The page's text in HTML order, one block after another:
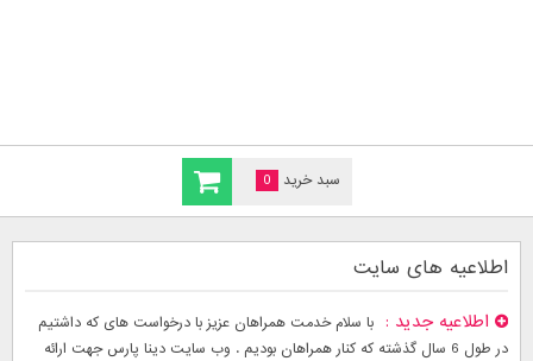
سبد خرید 0
اطلاعیه های سایت
اطلاعیه جدید
با سلام خدمت همراهان عزیز با درخواست های که داشتیم
در طول 6 سال گذشته که کنار همراهان بودیم . وب سایت دینا پارس جهت ارائه